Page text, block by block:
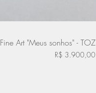
Fine Art "Meus sonhos" - TOZ
R$ 3.900,00